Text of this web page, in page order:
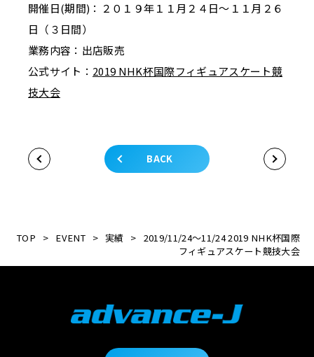
開催日(期間)：２０１９年１１月２４日～１１月２６
日（３日間）
業務内容：出店販売
公式サイト： 2019 NHK杯国際フィギュアスケート競
技大会
BACK
TOP > EVENT > 実績 > 2019/11/24～11/24 2019 NHK杯国際
フィギュアスケート競技大会